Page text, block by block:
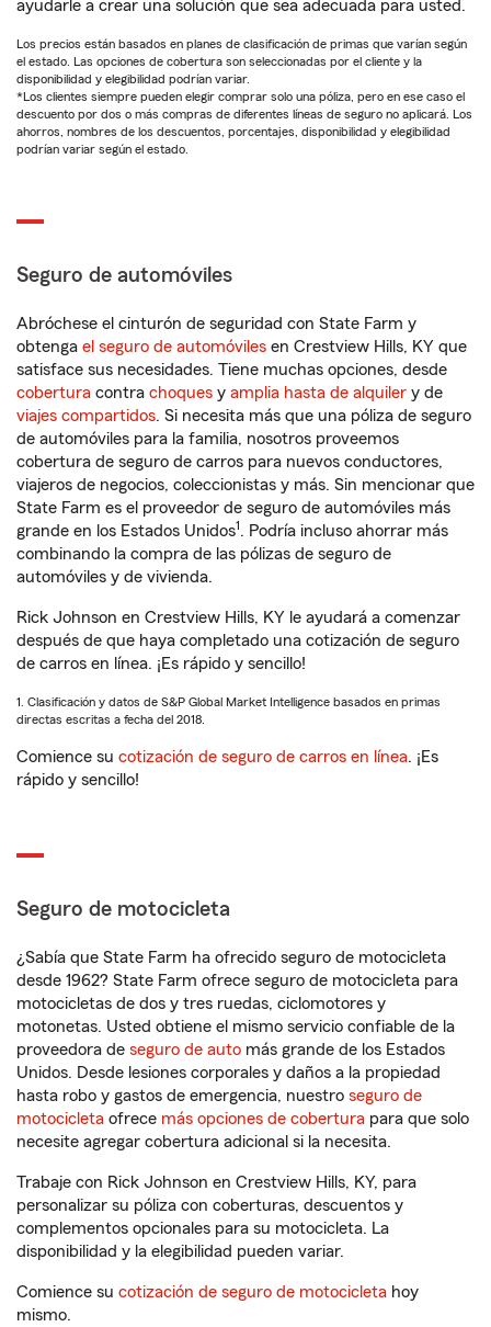
ayudarle a crear una solución que sea adecuada para usted.
Los precios están basados en planes de clasificación de primas que varían según
el estado. Las opciones de cobertura son seleccionadas por el cliente y la
disponibilidad y elegibilidad podrían variar.
*Los clientes siempre pueden elegir comprar solo una póliza, pero en ese caso el
descuento por dos o más compras de diferentes líneas de seguro no aplicará. Los
ahorros, nombres de los descuentos, porcentajes, disponibilidad y elegibilidad
podrían variar según el estado.
Seguro de automóviles
Abróchese el cinturón de seguridad con State Farm y
obtenga el seguro de automóviles en Crestview Hills, KY que
satisface sus necesidades. Tiene muchas opciones, desde
cobertura contra choques y amplia hasta de alquiler y de
viajes compartidos. Si necesita más que una póliza de seguro
de automóviles para la familia, nosotros proveemos
cobertura de seguro de carros para nuevos conductores,
viajeros de negocios, coleccionistas y más. Sin mencionar que
State Farm es el proveedor de seguro de automóviles más
grande en los Estados Unidos1. Podría incluso ahorrar más
combinando la compra de las pólizas de seguro de
automóviles y de vivienda.
Rick Johnson en Crestview Hills, KY le ayudará a comenzar
después de que haya completado una cotización de seguro
de carros en línea. ¡Es rápido y sencillo!
1. Clasificación y datos de S&P Global Market Intelligence basados en primas
directas escritas a fecha del 2018.
Comience su cotización de seguro de carros en línea. ¡Es
rápido y sencillo!
Seguro de motocicleta
¿Sabía que State Farm ha ofrecido seguro de motocicleta
desde 1962? State Farm ofrece seguro de motocicleta para
motocicletas de dos y tres ruedas, ciclomotores y
motonetas. Usted obtiene el mismo servicio confiable de la
proveedora de seguro de auto más grande de los Estados
Unidos. Desde lesiones corporales y daños a la propiedad
hasta robo y gastos de emergencia, nuestro seguro de
motocicleta ofrece más opciones de cobertura para que solo
necesite agregar cobertura adicional si la necesita.
Trabaje con Rick Johnson en Crestview Hills, KY, para
personalizar su póliza con coberturas, descuentos y
complementos opcionales para su motocicleta. La
disponibilidad y la elegibilidad pueden variar.
Comience su cotización de seguro de motocicleta hoy
mismo.